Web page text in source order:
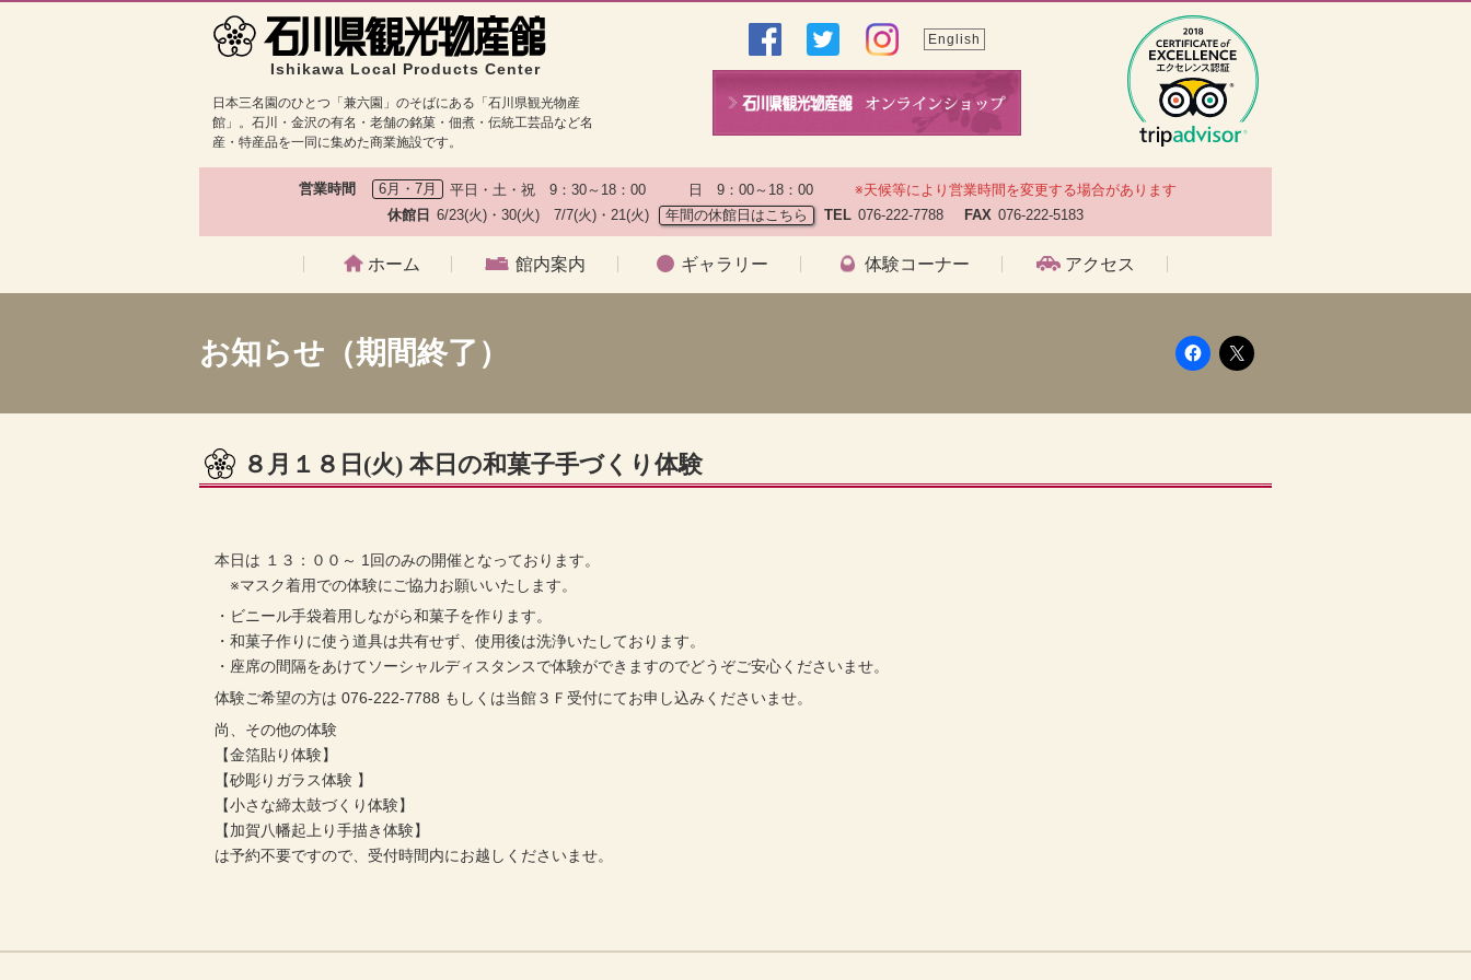
Ishikawa Local Products Center
日本三名園のひとつ「兼六園」のそばにある「石川県観光物産
館」。石川・金沢の有名・老舗の銘菓・佃煮・伝統工芸品など名
産・特産品を一同に集めた商業施設です。
English
営業時間 6月・7月 平日・土・祝　9：30～18：00　　　日　9：00～18：00
※天候等により営業時間を変更する場合があります
休館日 6/23(火)・30(火)　7/7(火)・21(火) 年間の休館日はこちら TEL 076-222-7788 FAX 076-222-5183
ホーム 館内案内 ギャラリー 体験コーナー アクセス
お知らせ（期間終了）
８月１８日(火) 本日の和菓子手づくり体験
本日は １３：００～ 1回のみの開催となっております。
※マスク着用での体験にご協力お願いいたします。
・ビニール手袋着用しながら和菓子を作ります。
・和菓子作りに使う道具は共有せず、使用後は洗浄いたしております。
・座席の間隔をあけてソーシャルディスタンスで体験ができますのでどうぞご安心くださいませ。
体験ご希望の方は 076-222-7788 もしくは当館３Ｆ受付にてお申し込みくださいませ。
尚、その他の体験
【金箔貼り体験】
【砂彫りガラス体験 】
【小さな締太鼓づくり体験】
【加賀八幡起上り手描き体験】
は予約不要ですので、受付時間内にお越しくださいませ。